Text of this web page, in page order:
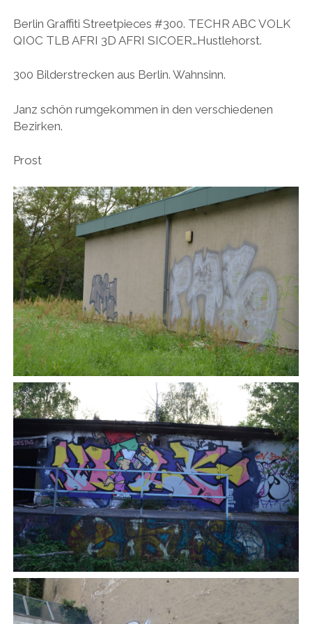
WANDERTAG LEIPZIG
WANDERTAG ROSTOCK
BELGRAD
Berlin Graffiti Streetpieces #300. TECHR ABC VOLK
QIOC TLB AFRI 3D AFRI SICOER…Hustlehorst.
300 Bilderstrecken aus Berlin. Wahnsinn.
Janz schön rumgekommen in den verschiedenen
Bezirken.
Prost